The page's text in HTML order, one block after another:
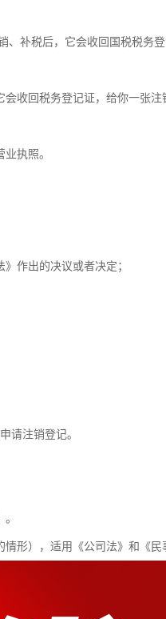
、补税后，它会收回国税税务
收回税务登记证，给你一张注
执照。
作出的决议或者决定；
请注销登记。
形），适用《公司法》和《民